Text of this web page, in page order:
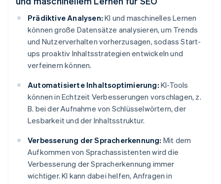
Prädiktive Analysen: KI und maschinelles Lernen
können große Datensätze analysieren, um Trends
und Nutzerverhalten vorherzusagen, sodass Start-
ups proaktiv Inhaltsstrategien entwickeln und
verfeinern können.
Automatisierte Inhaltsoptimierung: KI-Tools
können in Echtzeit Verbesserungen vorschlagen, z.
B. bei der Aufnahme von Schlüsselwörtern, der
Lesbarkeit und der Inhaltsstruktur.
Verbesserung der Spracherkennung: Mit dem
Aufkommen von Sprachassistenten wird die
Verbesserung der Spracherkennung immer
wichtiger. KI kann dabei helfen, Anfragen in